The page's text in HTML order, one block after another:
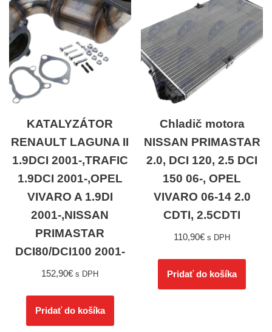
KATALYZÁTOR
RENAULT LAGUNA II
1.9DCI 2001-,TRAFIC
1.9DCI 2001-,OPEL
VIVARO A 1.9DI
2001-,NISSAN
PRIMASTAR
DCI80/DCI100 2001-
152,90€ s DPH
Pridať do košíka
Chladič motora
NISSAN PRIMASTAR
2.0, DCI 120, 2.5 DCI
150 06-, OPEL
VIVARO 06-14 2.0
CDTI, 2.5CDTI
110,90€ s DPH
Pridať do košíka